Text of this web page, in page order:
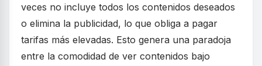
veces no incluye todos los contenidos deseados
o elimina la publicidad, lo que obliga a pagar
tarifas más elevadas. Esto genera una paradoja
entre la comodidad de ver contenidos bajo